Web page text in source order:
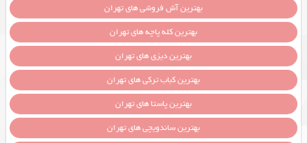
بهترین آش فروشی های تهران
بهترین کله پاچه های تهران
بهترین دیزی های تهران
بهترین کباب ترکی های تهران
بهترین پاستا های تهران
بهترین ساندویچی های تهران